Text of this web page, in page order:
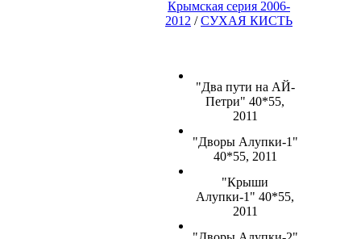
Крымская серия 2006-
2012 / СУХАЯ КИСТЬ
"Два пути на АЙ-
Петри" 40*55,
2011
"Дворы Алупки-1"
40*55, 2011
"Крыши
Алупки-1" 40*55,
2011